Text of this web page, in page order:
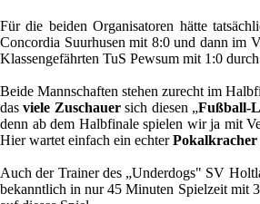
Für die beiden Organisatoren hätte
Concordia Suurhusen mit 8:0 und dann im
Klassengefährten TuS Pewsum mit 1:0
Beide Mannschaften stehen zurecht im
dasviele Zuschauersich diesen „Fußball-
denn ab dem Halbfinale spielen wir ja mit
Hier wartet einfach ein echterPokalkracher
Auch der Trainer des „Underdogs" SV
bekanntlich in nur 45 Minuten Spielzeit mit